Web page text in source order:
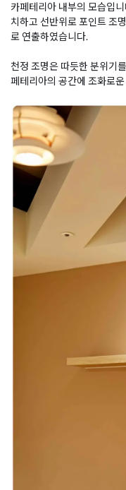
카페테리아 내부의 모습입
치하고 선반위로 포인트 조
로 연출하였습니다.
천정 조명은 따듯한 분위기
페테리아의 공간에 조화로